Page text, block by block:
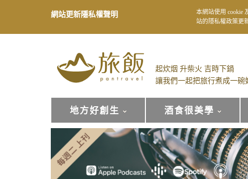
起炊烟 升柴火 吉時下鍋
讓我們一起把旅行煮成一碗
地方好創生 酒食很美學
網站更新隱私權聲明
本網站使用 cookie
站的隱私權政策更